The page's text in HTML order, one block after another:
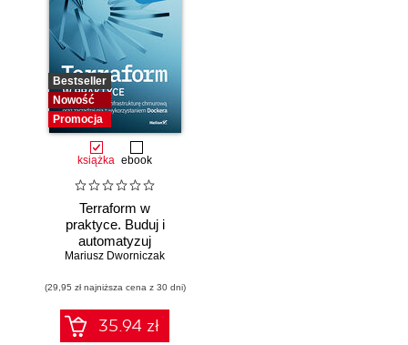
Bestseller
Nowość
Promocja
książka ebook
Terraform w
praktyce. Buduj i
automatyzuj
infrastrukturę
zarządzaj nią z
wykorzystaniem
Dockera
Mariusz Dworniczak
(29,95 zł najniższa cena z 30 dni)
35.94 zł